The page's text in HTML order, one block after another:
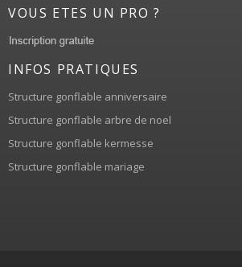
VOUS ETES UN PRO ?
INFOS PRATIQUES
Structure gonflable anniversaire
Structure gonflable arbre de noel
Structure gonflable kermesse
Structure gonflable mariage